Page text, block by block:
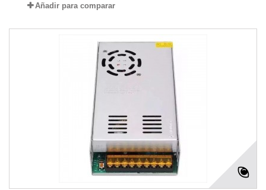
Añadir para comparar